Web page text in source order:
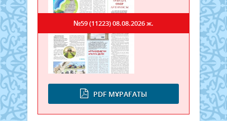
PDF МҰРАҒАТЫ
№59 (11223)08.08.2026 ж.